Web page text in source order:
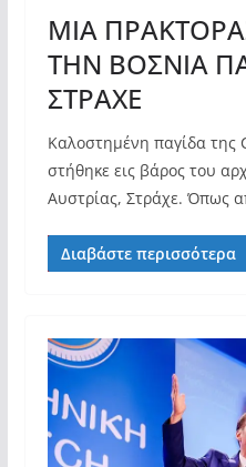
ΜΙΑ
ΤΗΝ ΒΟΣΝΙΑ
ΣΤΡΑΧΕ
Καλοστημένη παγίδα της
στήθηκε εις βάρος του
Αυστρίας, Στράχε. Όπως
Διαβάστε περισσότερα